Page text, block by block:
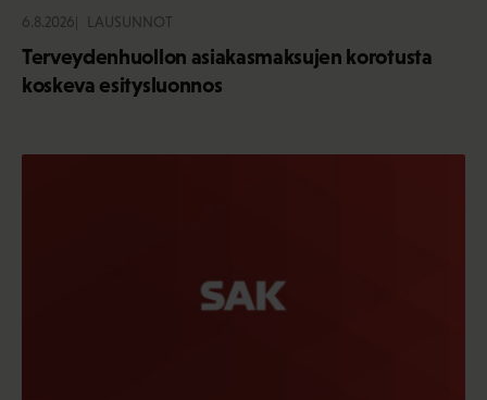
6.8.2026 LAUSUNNOT
Terveydenhuollon asiakasmaksujen korotusta
koskeva esitysluonnos